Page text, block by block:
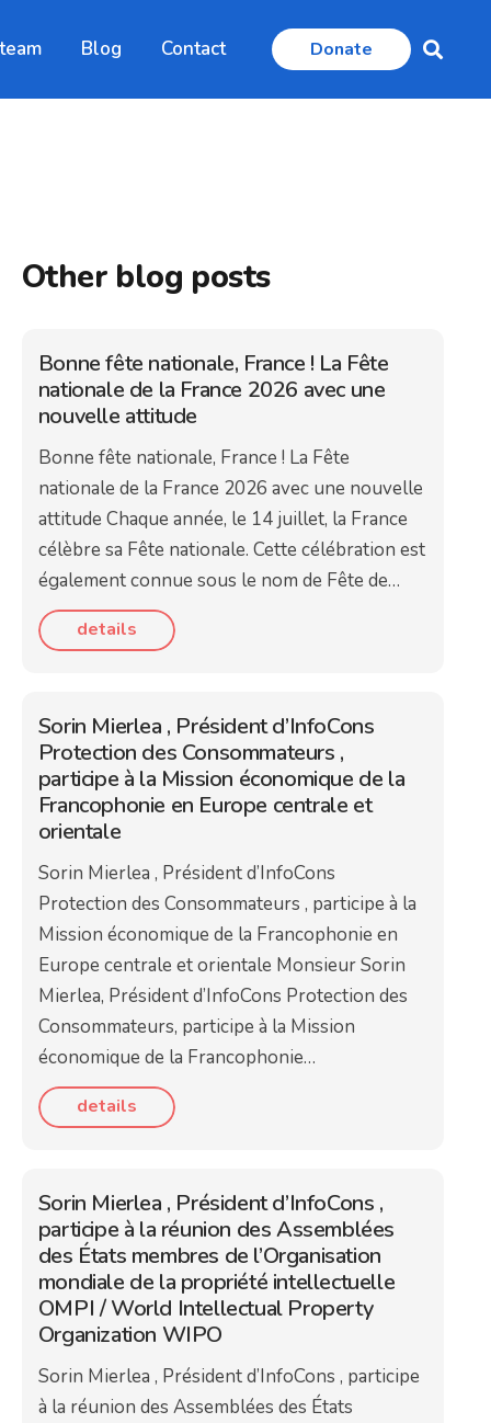
Blog Contact Donate
Other blog posts
Bonne fête nationale, France ! La Fête
nationale de la France 2026 avec une
nouvelle attitude
Bonne fête nationale, France ! La Fête
nationale de la France 2026 avec une nouvelle
attitude Chaque année, le 14 juillet, la France
célèbre sa Fête nationale. Cette célébration est
également connue sous le nom de Fête de…
details
Sorin Mierlea , Président d’InfoCons
Protection des Consommateurs ,
participe à la Mission économique de la
Francophonie en Europe centrale et
orientale
Sorin Mierlea , Président d’InfoCons
Protection des Consommateurs , participe à la
Mission économique de la Francophonie en
Europe centrale et orientale Monsieur Sorin
Mierlea, Président d’InfoCons Protection des
Consommateurs, participe à la Mission
économique de la Francophonie…
details
Sorin Mierlea , Président d’InfoCons ,
participe à la réunion des Assemblées
des États membres de l’Organisation
mondiale de la propriété intellectuelle
OMPI / World Intellectual Property
Organization WIPO
Sorin Mierlea , Président d’InfoCons , participe
à la réunion des Assemblées des États